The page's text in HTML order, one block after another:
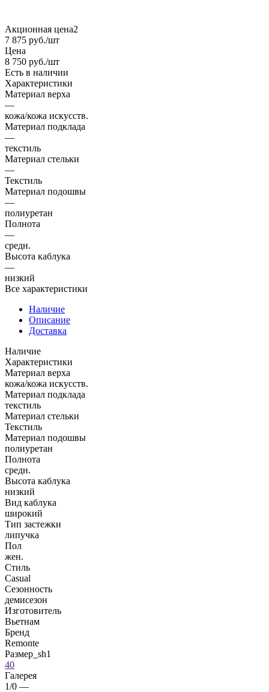
Акционная цена2
7 875 руб./шт
Цена
8 750 руб./шт
Есть в наличии
Характеристики
Материал верха
—
кожа/кожа искусств.
Материал подклада
—
текстиль
Материал стельки
—
Текстиль
Материал подошвы
—
полиуретан
Полнота
—
средн.
Высота каблука
—
низкий
Все характеристики
Наличие
Описание
Доставка
Наличие
Характеристики
Материал верха
кожа/кожа искусств.
Материал подклада
текстиль
Материал стельки
Текстиль
Материал подошвы
полиуретан
Полнота
средн.
Высота каблука
низкий
Вид каблука
широкий
Тип застежки
липучка
Пол
жен.
Стиль
Casual
Сезонность
демисезон
Изготовитель
Вьетнам
Бренд
Remonte
Размер_sh1
40
Галерея
1/0 —